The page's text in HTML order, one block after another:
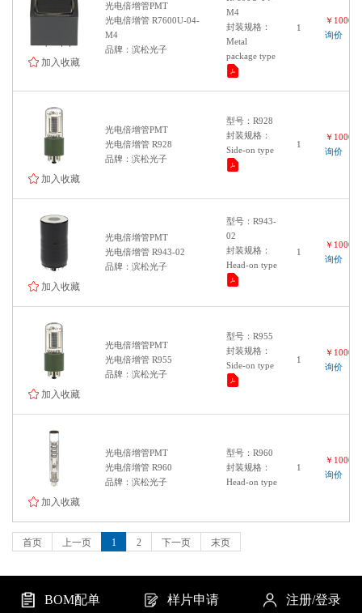
加入收藏
光电倍增管PMT
光电倍增管 R7600U-04-
M4
品牌：滨松光子
M4
封装规格：
Metal
package type
1
￥
询价
加入收藏
光电倍增管PMT
光电倍增管 R928
品牌：滨松光子
型号：R928
封装规格：
Side-on type
1
￥
询价
加入收藏
光电倍增管PMT
光电倍增管 R943-02
品牌：滨松光子
型号：R943-
02
封装规格：
Head-on type
1
￥
询价
加入收藏
光电倍增管PMT
光电倍增管 R955
品牌：滨松光子
型号：R955
封装规格：
Side-on type
1
￥
询价
加入收藏
光电倍增管PMT
光电倍增管 R960
品牌：滨松光子
型号：R960
封装规格：
Head-on type
1
￥
询价
首页 上一页 1 2 下一页 末页
BOM配单 样片申请 注册/登录